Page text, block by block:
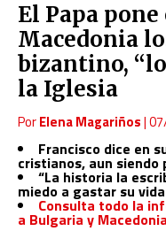
El Papa
Macedonia
bizantino,
la Iglesia
PorElena Magariños|
Francisco dice en
cristianos, aun siendo
“La historia la
miedo a gastar su
Consulta todo la
a Bulgaria y Macedonia